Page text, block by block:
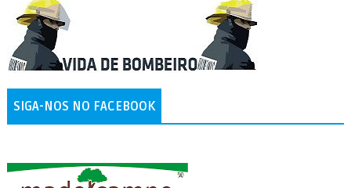
SIGA-NOS NO FACEBOOK